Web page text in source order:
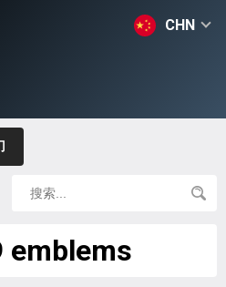
CHN
emblems